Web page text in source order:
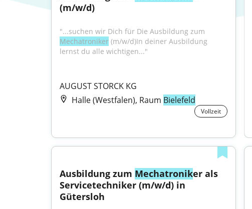
(m/w/d)
Mechatroniker (m/w/d)In deiner Ausbildung
lernst du alle wichtigen..."
AUGUST STORCK KG
Halle (Westfalen), Raum Bielefeld
Vollzeit
Ausbildung zum Mechatroniker als
Servicetechniker (m/w/d) in
Gütersloh